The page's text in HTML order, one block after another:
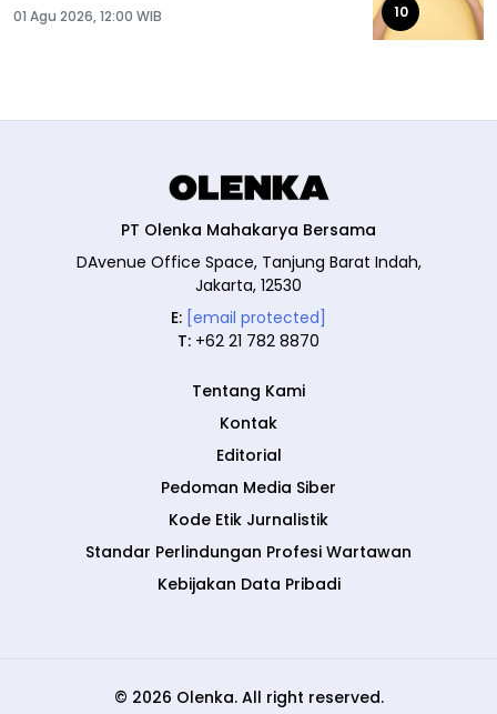
01 Agu 2026, 12:00 WIB 10
PT Olenka Mahakarya Bersama
DAvenue Office Space, Tanjung Barat Indah,
Jakarta, 12530
E: [email protected]
T: +62 21 782 8870
Tentang Kami
Kontak
Editorial
Pedoman Media Siber
Kode Etik Jurnalistik
Standar Perlindungan Profesi Wartawan
Kebijakan Data Pribadi
© 2026 Olenka. All right reserved.